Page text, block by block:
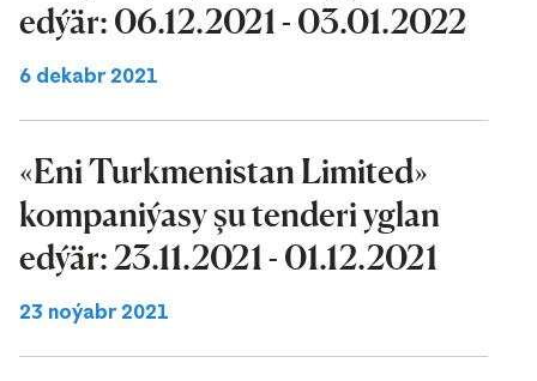
edýär: 06.12.2021 - 03.01.2022
6 dekabr 2021
«Eni Turkmenistan Limited»
kompaniýasy şu tenderi yglan
edýär: 23.11.2021 - 01.12.2021
23 noýabr 2021